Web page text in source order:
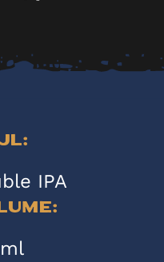
IPA